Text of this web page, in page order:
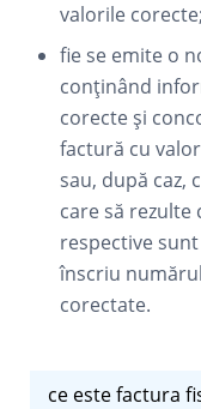
valorile corecte;
fie se emite o
conținând
corecte și
factură cu
sau, după caz,
care să rezulte
respective
înscriu
corectate.
ce este factura